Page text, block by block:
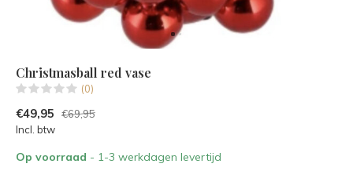
Christmasball red vase
(0)
€49,95
€69,95
Incl. btw
Op voorraad - 1-3 werkdagen levertijd